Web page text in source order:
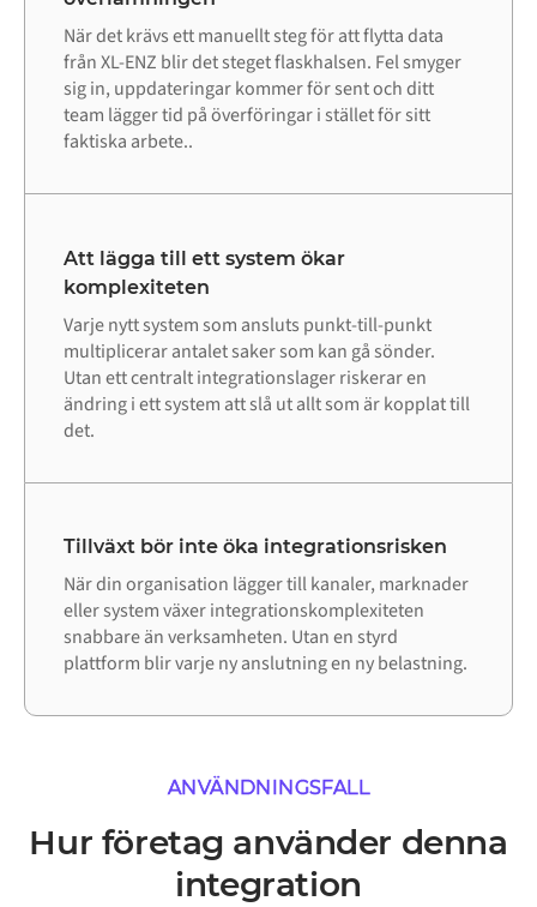
När det krävs ett manuellt steg för att flytta data
från XL-ENZ blir det steget flaskhalsen. Fel smyger
sig in, uppdateringar kommer för sent och ditt
team lägger tid på överföringar i stället för sitt
faktiska arbete..
Att lägga till ett system ökar
komplexiteten
Varje nytt system som ansluts punkt-till-punkt
multiplicerar antalet saker som kan gå sönder.
Utan ett centralt integrationslager riskerar en
ändring i ett system att slå ut allt som är kopplat till
det.
Tillväxt bör inte öka integrationsrisken
När din organisation lägger till kanaler, marknader
eller system växer integrationskomplexiteten
snabbare än verksamheten. Utan en styrd
plattform blir varje ny anslutning en ny belastning.
ANVÄNDNINGSFALL
Hur företag använder denna
integration